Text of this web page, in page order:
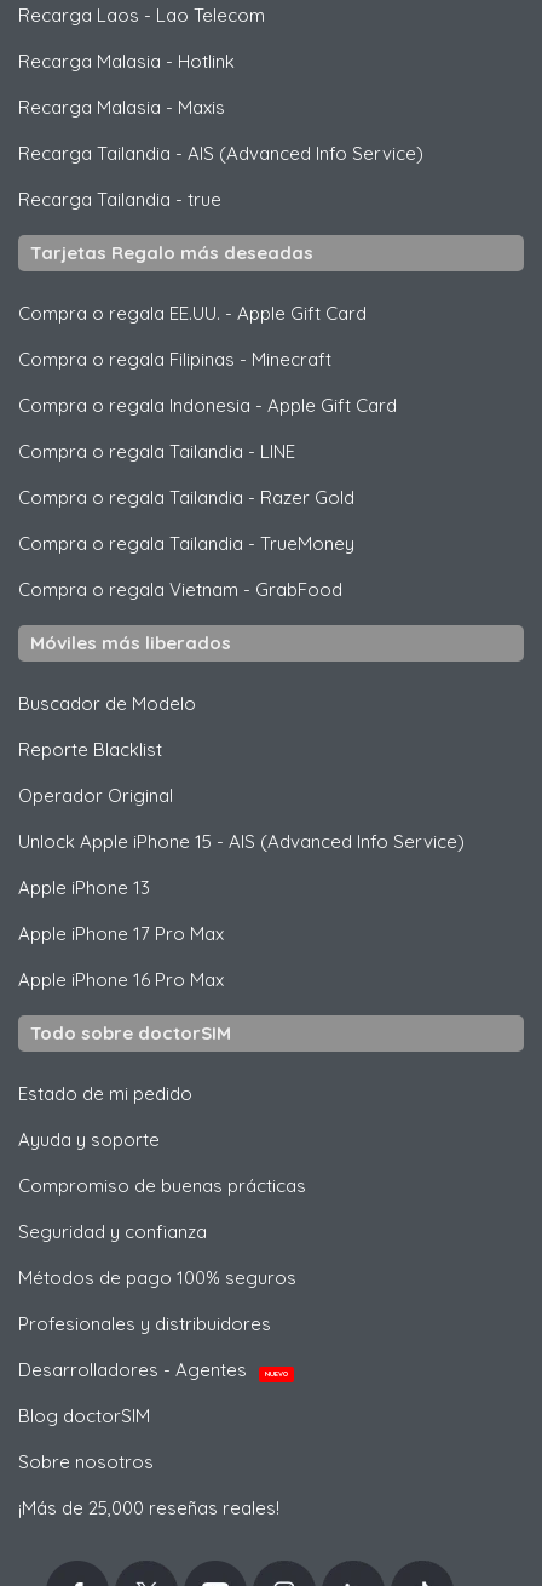
Recarga Laos - Lao Telecom
Recarga Malasia - Hotlink
Recarga Malasia - Maxis
Recarga Tailandia - AIS (Advanced Info Service)
Recarga Tailandia - true
Tarjetas Regalo más deseadas
Compra o regala EE.UU. - Apple Gift Card
Compra o regala Filipinas - Minecraft
Compra o regala Indonesia - Apple Gift Card
Compra o regala Tailandia - LINE
Compra o regala Tailandia - Razer Gold
Compra o regala Tailandia - TrueMoney
Compra o regala Vietnam - GrabFood
Móviles más liberados
Buscador de Modelo
Reporte Blacklist
Operador Original
Unlock Apple iPhone 15 - AIS (Advanced Info Service)
Apple iPhone 13
Apple iPhone 17 Pro Max
Apple iPhone 16 Pro Max
Todo sobre doctorSIM
Estado de mi pedido
Ayuda y soporte
Compromiso de buenas prácticas
Seguridad y confianza
Métodos de pago 100% seguros
Profesionales y distribuidores
Desarrolladores - Agentes
NUEVO
Blog doctorSIM
Sobre nosotros
¡Más de 25,000 reseñas reales!